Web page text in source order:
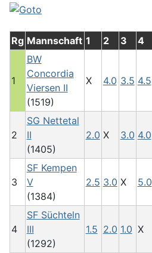
Rg Mannschaft 1 2 3 4
1
BW
Concordia
Viersen II
(1519)
X 4.0 3.5 4.5
2
SG Nettetal
II
(1405)
2.0 X 3.0 4.0
3
SF Kempen
V
(1384)
2.5 3.0 X 5.0
4
SF Süchteln
III
(1292)
1.5 2.0 1.0 X